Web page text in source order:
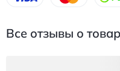
Все отзывы о